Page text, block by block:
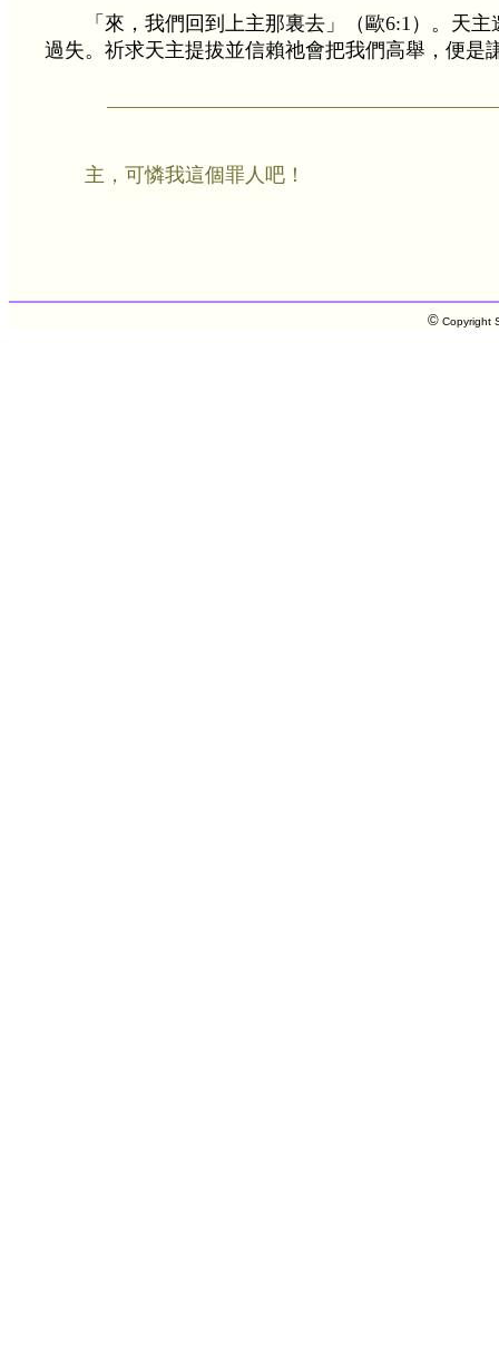
「來，我們回到上主那裏去」（歐6:1）。天
過失。祈求天主提拔並信賴祂會把我們高舉，便是
主，可憐我這個罪人吧！
© Copyright